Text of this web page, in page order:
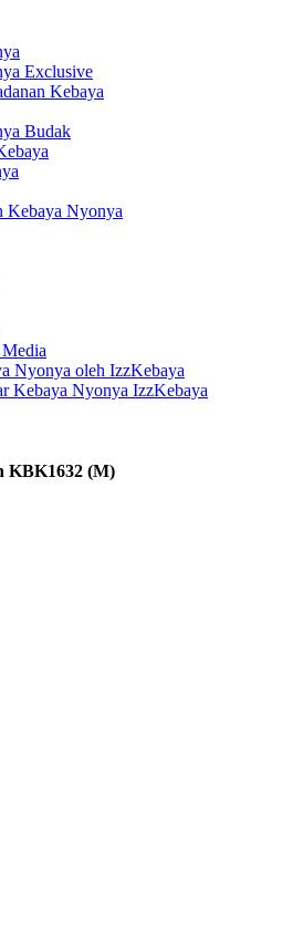
Exclusive
Kebaya
Budak
Kebaya Nyonya
Nyonya oleh IzzKebaya
Kebaya Nyonya IzzKebaya
KBK1632 (M)